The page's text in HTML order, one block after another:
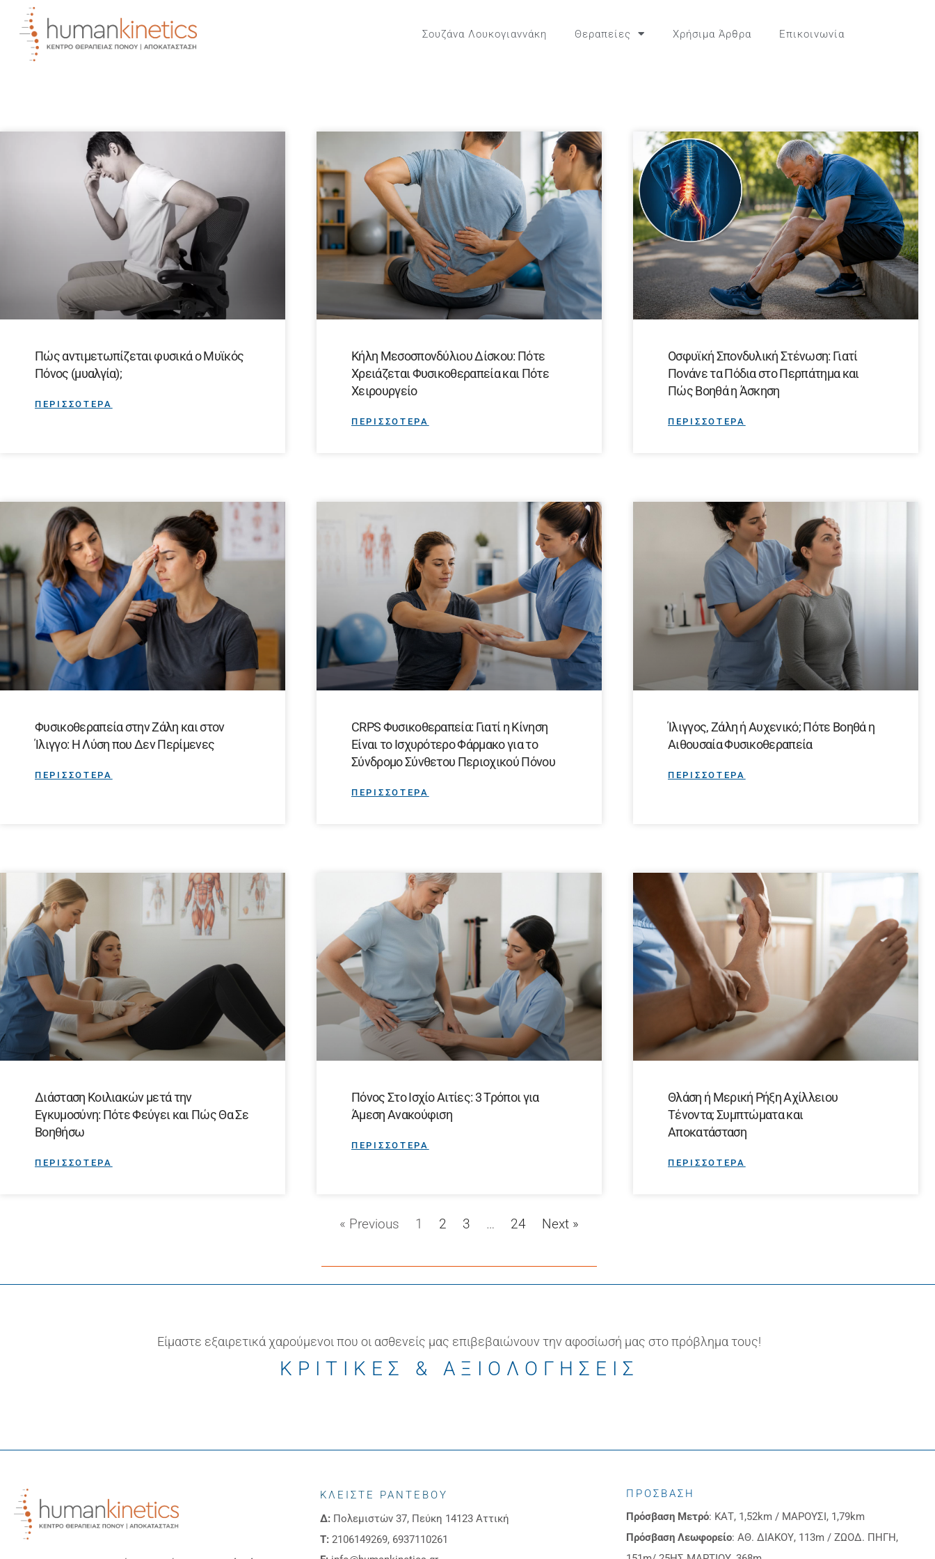
Σουζάνα Λουκογιαννάκη Θεραπείες Χρήσιμα Άρθρα Επικοινωνία
Πώς αντιμετωπίζεται φυσικά ο Μυϊκός
Πόνος (μυαλγία);
ΠΕΡΙΣΣΟΤΕΡΑ
Κήλη Μεσοσπονδύλιου Δίσκου: Πότε
Χρειάζεται Φυσικοθεραπεία και Πότε
Χειρουργείο
ΠΕΡΙΣΣΟΤΕΡΑ
Οσφυϊκή Σπονδυλική Στένωση: Γιατί
Πονάνε τα Πόδια στο Περπάτημα και
Πώς Βοηθά η Άσκηση
ΠΕΡΙΣΣΟΤΕΡΑ
Φυσικοθεραπεία στην Ζάλη και στον
Ίλιγγο: Η Λύση που Δεν Περίμενες
ΠΕΡΙΣΣΟΤΕΡΑ
CRPS Φυσικοθεραπεία: Γιατί η Κίνηση
Είναι το Ισχυρότερο Φάρμακο για το
Σύνδρομο Σύνθετου Περιοχικού Πόνου
ΠΕΡΙΣΣΟΤΕΡΑ
Ίλιγγος, Ζάλη ή Αυχενικό; Πότε Βοηθά η
Αιθουσαία Φυσικοθεραπεία
ΠΕΡΙΣΣΟΤΕΡΑ
Διάσταση Κοιλιακών μετά την
Εγκυμοσύνη: Πότε Φεύγει και Πώς Θα Σε
Βοηθήσω
ΠΕΡΙΣΣΟΤΕΡΑ
Πόνος Στο Ισχίο Αιτίες: 3 Τρόποι για
Άμεση Ανακούφιση
ΠΕΡΙΣΣΟΤΕΡΑ
Θλάση ή Μερική Ρήξη Αχίλλειου
Τένοντα; Συμπτώματα και
Αποκατάσταση
ΠΕΡΙΣΣΟΤΕΡΑ
« Previous 1 2 3 … 24 Next »
Είμαστε εξαιρετικά χαρούμενοι που οι ασθενείς μας επιβεβαιώνουν την αφοσίωσή μας στο πρόβλημα τους!
ΚΡΙΤΙΚΕΣ & ΑΞΙΟΛΟΓΗΣΕΙΣ
ΚΛΕΙΣΤΕ ΡΑΝΤΕΒΟΥ
Δ:Πολεμιστών 37, Πεύκη 14123 Αττική
Τ:2106149269, 6937110261
ΠΡΟΣΒΑΣΗ
Πρόσβαση Μετρό: ΚΑΤ, 1,52km / ΜΑΡΟΥΣΙ, 1,79km
Πρόσβαση Λεωφορείο: ΑΘ. ΔΙΑΚΟΥ, 113m / ΖΩΟΔ. ΠΗΓΗ,